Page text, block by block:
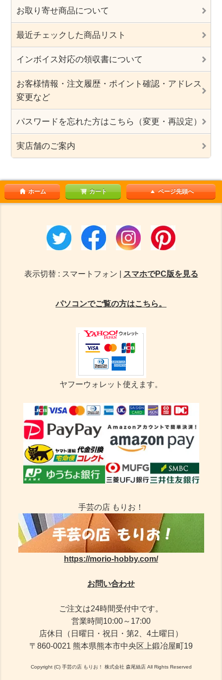
お取り寄せ商品について
最近チェックした商品リスト
インボイス対応の領収書について
お客様情報・注文履歴・ポイント確認・アドレス
変更など
パスワードを忘れた方はこちら（変更・再設定）
実店舗のご案内
ホーム カート ページ先頭へ
表示切替 : スマートフォン | スマホでPC版を見る
パソコンでご覧の方はこちら。
ヤフーウォレット使えます。
手芸の店 もりお！
https://morio-hobby.com/
お問い合わせ
ご注文は24時間受付中です。
営業時間10:00～17:00
店休日（日曜日・祝日・第2、4土曜日）
〒860-0021 熊本県熊本市中央区上鍛冶屋町19
Copyright (C) 手芸の店 もりお！ 株式会社 森尾絲店 All Rights Reserved